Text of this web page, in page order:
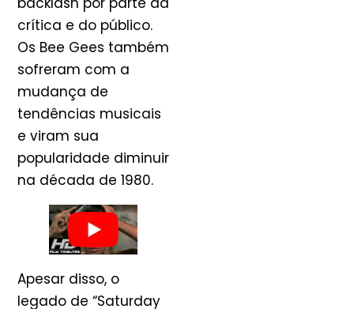
crítica e do público.
Os Bee Gees também
sofreram com a
mudança de
tendências musicais
e viram sua
popularidade diminuir
na década de 1980.
Apesar disso, o
legado de “Saturday